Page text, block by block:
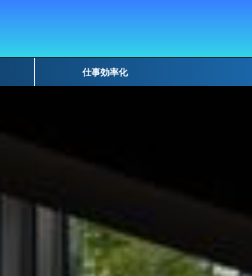
仕事効率化